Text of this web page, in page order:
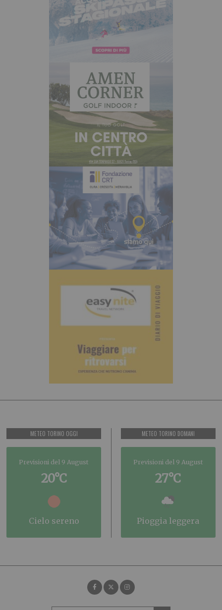
METEO TORINO OGGI
Previsioni del 9 August
20°C
cielo sereno
METEO TORINO DOMANI
Previsioni del 9 August
27°C
pioggia leggera